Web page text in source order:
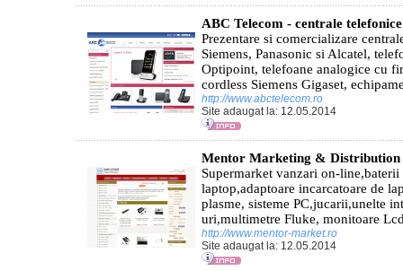
ABC Telecom - centrale telefonice
Prezentare si comercializare
Siemens, Panasonic si Alcatel,
Optipoint, telefoane analogice cu
cordless Siemens Gigaset,
http://www.abctelecom.ro
Site adaugat la: 12.05.2014
Mentor Marketing & Distribution
Supermarket vanzari on-
laptop,adaptoare incarcatoare de
plasme, sisteme PC,jucarii,unelte
uri,multimetre Fluke, monitoare
http://www.mentor-market.ro
Site adaugat la: 12.05.2014